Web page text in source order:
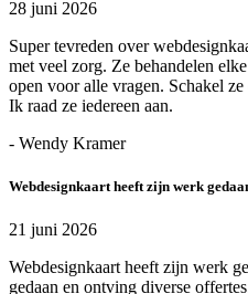
28 juni 2026
Super tevreden over
met veel zorg. Ze behandelen
open voor alle vragen. Schakel
Ik raad ze iedereen aan.
- Wendy Kramer
Webdesignkaart heeft zijn werk
21 juni 2026
Webdesignkaart heeft zijn werk
gedaan en ontving diverse